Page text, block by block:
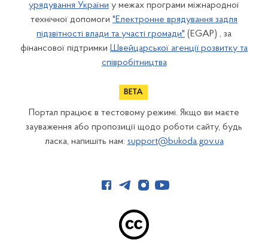
урядування України у межах програми міжнародної
технічної допомоги "Електронне врядування задля
підзвітності влади та участі громади" (EGAP) , за
фінансової підтримки Швейцарської агенції розвитку та
співробітництва
Портал працює в тестовому режимі. Якщо ви маєте
зауваження або пропозиції щодо роботи сайту, будь
ласка, напишіть нам: support@bukoda.gov.ua